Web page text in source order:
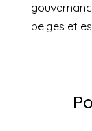
belges et